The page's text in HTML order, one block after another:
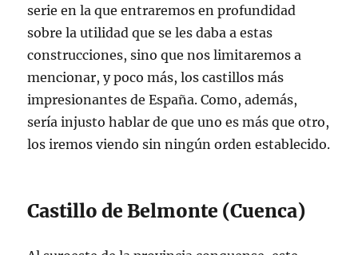
serie en la que entraremos en profundidad
sobre la utilidad que se les daba a estas
construcciones, sino que nos limitaremos a
mencionar, y poco más, los castillos más
impresionantes de España. Como, además,
sería injusto hablar de que uno es más que otro,
los iremos viendo sin ningún orden establecido.
Castillo de Belmonte (Cuenca)